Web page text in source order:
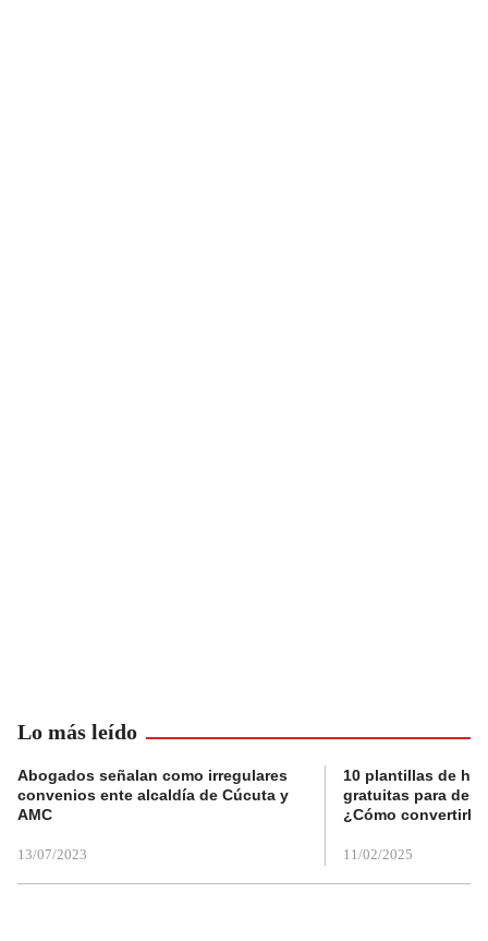
Lo más leído
Abogados señalan como irregulares
convenios ente alcaldía de Cúcuta y
AMC
13/07/2023
10 plantillas de
gratuitas para
¿Cómo convertirla
11/02/2025